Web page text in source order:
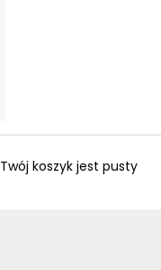
Twój koszyk jest pusty